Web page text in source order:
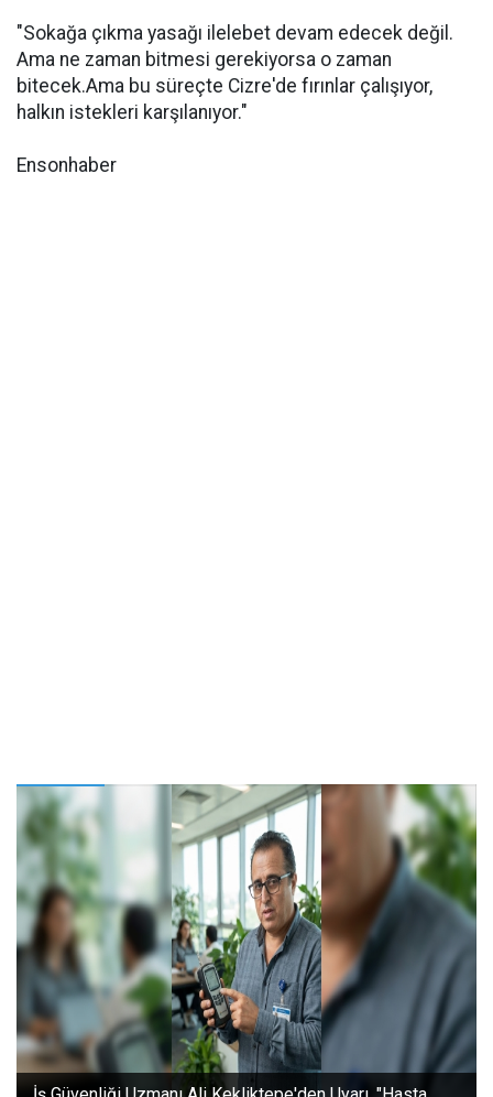
"Sokağa çıkma yasağı ilelebet devam edecek değil.
Ama ne zaman bitmesi gerekiyorsa o zaman
bitecek.Ama bu süreçte Cizre'de fırınlar çalışıyor,
halkın istekleri karşılanıyor."
Ensonhaber